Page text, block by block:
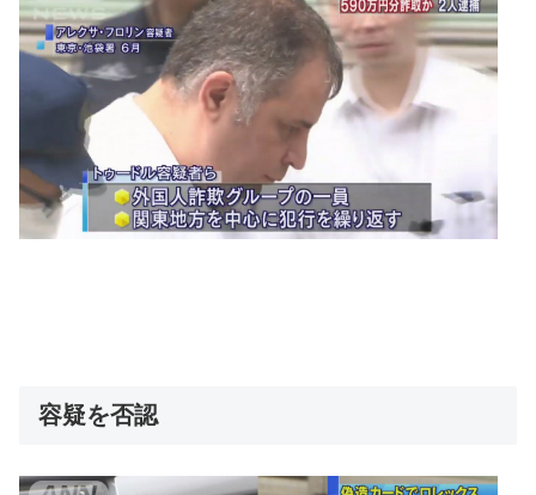
容疑を否認